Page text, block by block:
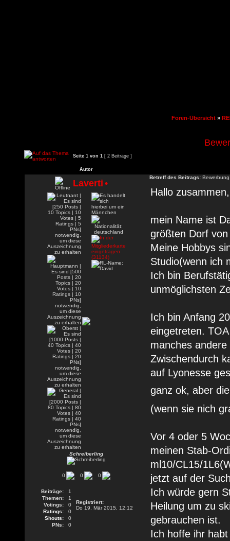
Foren-Übersicht»
Seite 1 von 1 [ 2 Beiträge ]
Autor
Laverti •
Schreiberling
0 0 0
Beiträge:
1
Themen:
1
Votings:
0
Ratings:
0
Shouts:
0
PNs:
0
Registriert:
Do 19. Mär 2015, 12:12
Betreff des Beitrags:
Hallo zusammen,
mein Name ist
größten Dorf
Meine Hobbys
Studio(wenn ich
Ich bin
unmöglichsten
Ich bin Anfang
eingetreten.
manches
Zwischendurch
auf Lyonesse
ganz ok, aber
(wenn sie nich
Vor 4 oder 5
meinen Stab-
ml10/CL15/
jetzt auf der
Ich würde gern
Heilung um zu
gebrauchen ist.
Ich hoffe ihr